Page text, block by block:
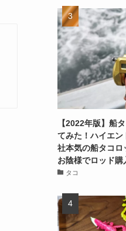
【2022年版】船
てみた！ハイエン
社本気の船タコ
お陰様でロッド
タコ